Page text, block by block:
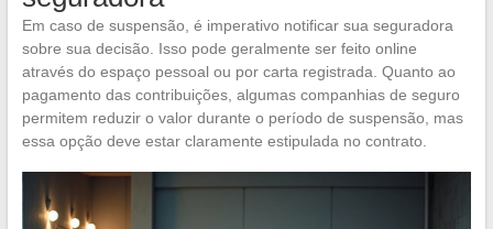
Em caso de suspensão, é imperativo notificar sua seguradora
sobre sua decisão. Isso pode geralmente ser feito online
através do espaço pessoal ou por carta registrada. Quanto ao
pagamento das contribuições, algumas companhias de seguro
permitem reduzir o valor durante o período de suspensão, mas
essa opção deve estar claramente estipulada no contrato.